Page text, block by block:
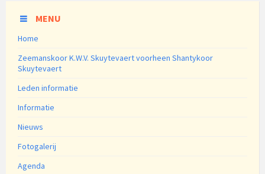
MENU
Home
Zeemanskoor K.W.V. Skuytevaert voorheen Shantykoor
Skuytevaert
Leden informatie
Informatie
Nieuws
Fotogalerij
Agenda